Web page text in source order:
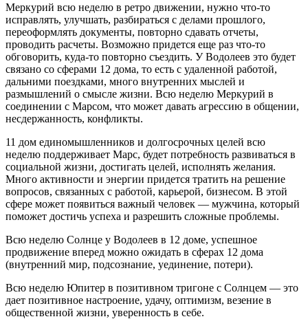
Меркурий всю неделю в ретро движении, нужно что-то
исправлять, улучшать, разбираться с делами прошлого,
переоформлять документы, повторно сдавать отчеты,
проводить расчеты. Возможно придется еще раз что-то
обговорить, куда-то повторно съездить. У Водолеев это будет
связано со сферами 12 дома, то есть с удаленной работой,
дальними поездками, много внутренних мыслей и
размышлений о смысле жизни. Всю неделю Меркурий в
соединении с Марсом, что может давать агрессию в общении,
несдержанность, конфликты.
11 дом единомышленников и долгосрочных целей всю
неделю поддерживает Марс, будет потребность развиваться в
социальной жизни, достигать целей, исполнять желания.
Много активности и энергии придется тратить на решение
вопросов, связанных с работой, карьерой, бизнесом. В этой
сфере может появиться важный человек — мужчина, который
поможет достичь успеха и разрешить сложные проблемы.
Всю неделю Солнце у Водолеев в 12 доме, успешное
продвижение вперед можно ожидать в сферах 12 дома
(внутренний мир, подсознание, уединение, потери).
Всю неделю Юпитер в позитивном тригоне с Солнцем — это
дает позитивное настроение, удачу, оптимизм, везение в
общественной жизни, уверенность в себе.